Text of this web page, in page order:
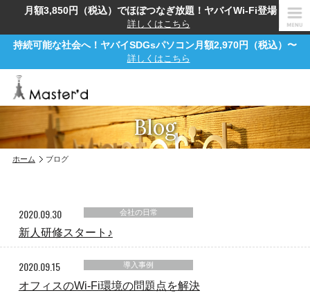
月額3,850円（税込）でほぼつなぎ放題！ヤバイWi-Fi登場！
詳しくはこちら
持続可能な社会へ！ヤバイSDGsパソコン月額2,970円（税込）〜
詳しくはこちら
Blog
ホーム ブログ
2020.09.30 会社の日常
新人研修スタート♪
2020.09.15 導入事例
オフィスのWi-Fi環境の問題点を解決